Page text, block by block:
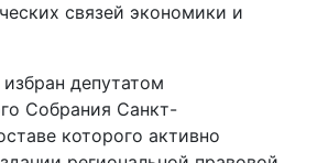
связей экономики и
депутатом
Собрания Санкт-
которого активно